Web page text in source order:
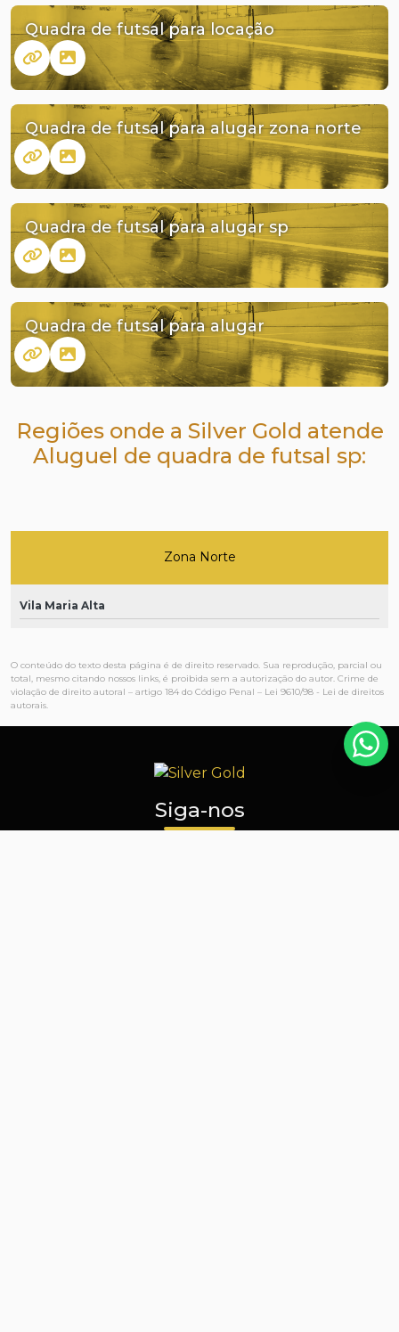
Quadra de futsal para locação
Quadra de futsal para alugar zona norte
Quadra de futsal para alugar sp
Quadra de futsal para alugar
Regiões onde a Silver Gold atende
Aluguel de quadra de futsal sp:
Zona Norte
Vila Maria Alta
O conteúdo do texto desta página é de direito reservado. Sua reprodução, parcial ou
total, mesmo citando nossos links, é proibida sem a autorização do autor. Crime de
violação de direito autoral – artigo 184 do Código Penal – Lei 9610/98 - Lei de direitos
autorais.
Siga-nos